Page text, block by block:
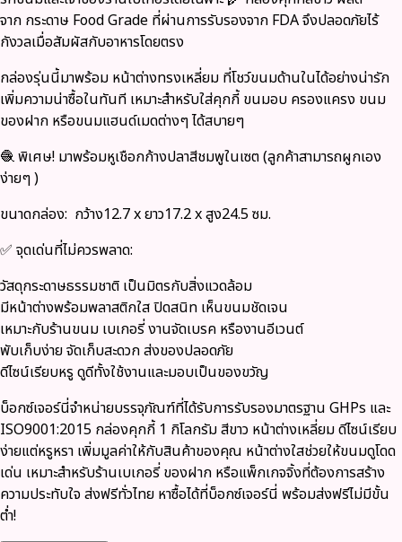
จาก กระดาษ Food Grade ที่ผ่านการรับรองจาก FDAจึงปลอดภัยไร้
กังวลเมื่อสัมผัสกับอาหารโดยตรง
กล่องรุ่นนี้มาพร้อม หน้าต่างทรงเหลี่ยม ที่โชว์ขนมด้านในได้อย่างน่ารัก
เพิ่มความน่าซื้อในทันที เหมาะสำหรับใส่คุกกี้ ขนมอบ ครองแครง ขนม
ของฝาก หรือขนมแฮนด์เมดต่างๆ ได้สบายๆ
🧶พิเศษ! มาพร้อมหูเชือกก้างปลาสีชมพูในเซต(ลูกค้าสามารถผูกเอง
ง่ายๆ )
ขนาดกล่อง: กว้าง12.7 x ยาว17.2 x สูง24.5 ซม.
✅ จุดเด่นที่ไม่ควรพลาด:
วัสดุกระดาษธรรมชาติ เป็นมิตรกับสิ่งแวดล้อม
มีหน้าต่างพร้อมพลาสติกใส ปิดสนิท เห็นขนมชัดเจน
เหมาะกับร้านขนม เบเกอรี่ งานจัดเบรค หรืองานอีเวนต์
พับเก็บง่าย จัดเก็บสะดวก ส่งของปลอดภัย
ดีไซน์เรียบหรู ดูดีทั้งใช้งานและมอบเป็นของขวัญ
บ็อกซ์เจอร์นี่จำหน่ายบรรจุภัณฑ์ที่ได้รับการรับรองมาตรฐาน GHPs และ
ISO9001:2015 กล่องคุกกี้ 1 กิโลกรัม สีขาว หน้าต่างเหลี่ยม ดีไซน์เรียบ
ง่ายแต่หรูหรา เพิ่มมูลค่าให้กับสินค้าของคุณ หน้าต่างใสช่วยให้ขนมดูโดด
เด่น เหมาะสำหรับร้านเบเกอรี่ ของฝาก หรือแพ็กเกจจิ้งที่ต้องการสร้าง
ความประทับใจ ส่งฟรีทั่วไทย หาซื้อได้ที่บ็อกซ์เจอร์นี่ พร้อมส่งฟรีไม่มีขั้น
ต่ำ!